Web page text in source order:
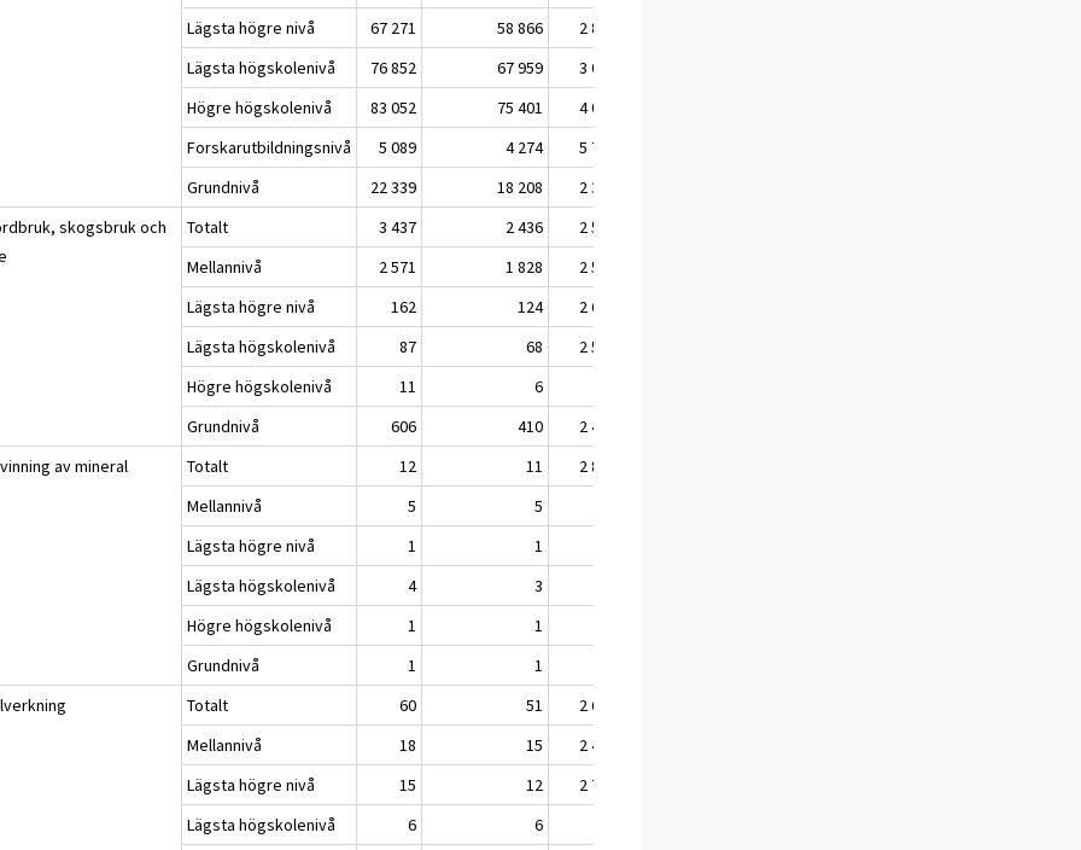
Lägsta högre nivå
67 271 58 866 2 889
Lägsta högskolenivå
76 852 67 959 3 013
Högre högskolenivå
83 052 75 401 4 047
Forskarutbildningsnivå
5 089 4 274 5 753
Grundnivå
22 339 18 208 2 343
skogsbruk och
Totalt 3 437 2 436 2 540
Mellannivå
2 571 1 828 2 538
Lägsta högre nivå
162 124 2 681
Lägsta högskolenivå
87 68 2 571
Högre högskolenivå
11 6
Grundnivå
606 410 2 498
av mineral
Totalt 12 11 2 881
Mellannivå
5 5
Lägsta högre nivå
1 1
Lägsta högskolenivå
4 3
Högre högskolenivå
1 1
Grundnivå
1 1
Totalt 60 51 2 620
Mellannivå
18 15 2 403
Lägsta högre nivå
15 12 2 737
Lägsta högskolenivå
6 6